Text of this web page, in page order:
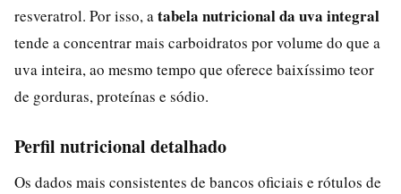
resveratrol. Por isso, a tabela nutricional da uva integral
tende a concentrar mais carboidratos por volume do que a
uva inteira, ao mesmo tempo que oferece baixíssimo teor
de gorduras, proteínas e sódio.
Perfil nutricional detalhado
Os dados mais consistentes de bancos oficiais e rótulos de